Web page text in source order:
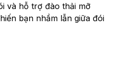
và hỗ trợ đào thải mỡ
bạn nhầm lẫn giữa đói